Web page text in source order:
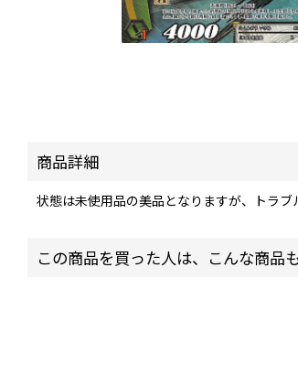
商品詳細
状態は未使用品の美品となりますが、トラブ
この商品を買った人は、こんな商品